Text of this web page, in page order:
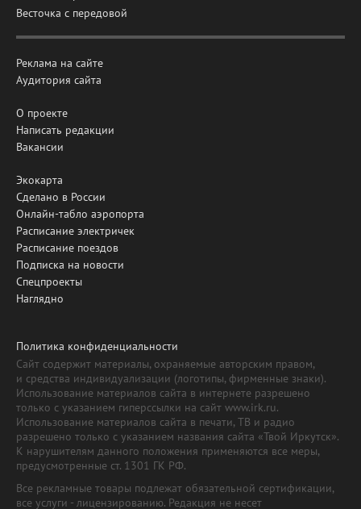
Весточка с передовой
Реклама на сайте
Аудитория сайта
О проекте
Написать редакции
Вакансии
Экокарта
Сделано в России
Онлайн-табло аэропорта
Расписание электричек
Расписание поездов
Подписка на новости
Спецпроекты
Наглядно
Политика конфиденциальности
Сайт содержит материалы, охраняемые авторским правом,
и средства индивидуализации (логотипы, фирменные знаки).
Использование материалов сайта в интернете разрешено
только с указанием гиперссылки на сайт www.irk.ru.
Использование материалов сайта в печати, ТВ и радио
разрешено только с указанием названия сайта «Твой Иркутск».
К нарушителям данного положения применяются все меры,
предусмотренные ст. 1301 ГК РФ.
Все рекламные товары подлежат обязательной сертификации,
все услуги - лицензированию. Редакция не несет